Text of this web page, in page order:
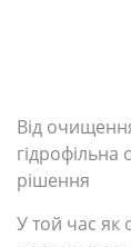
Від
гідрофільна
рішення
У той час як